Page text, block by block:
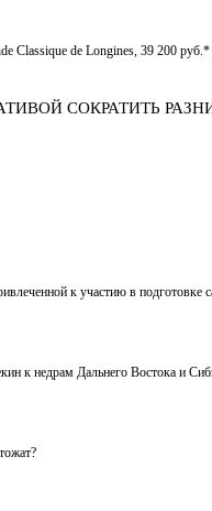
Classique de Longines, 39 200 руб.*
СОКРАТИТЬ
к участию в
к недрам Дальнего Востока и